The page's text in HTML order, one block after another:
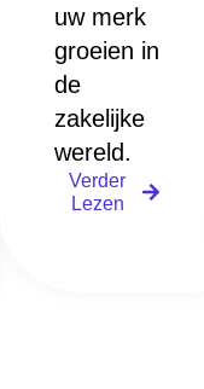
uw merk
groeien in
de
zakelijke
wereld.
Verder
Lezen